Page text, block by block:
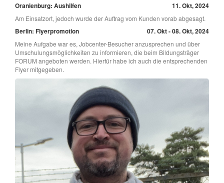
Oranienburg: Aushilfen 11. Okt, 2024
Am Einsatzort, jedoch wurde der Auftrag vom Kunden vorab abgesagt.
Berlin: Flyerpromotion 07. Okt - 08. Okt, 2024
Meine Aufgabe war es, Jobcenter-Besucher anzusprechen und über
Umschulungsmöglichkeiten zu informieren, die beim Bildungsträger
FORUM angeboten werden. Hierfür habe ich auch die entsprechenden
Flyer mitgegeben.